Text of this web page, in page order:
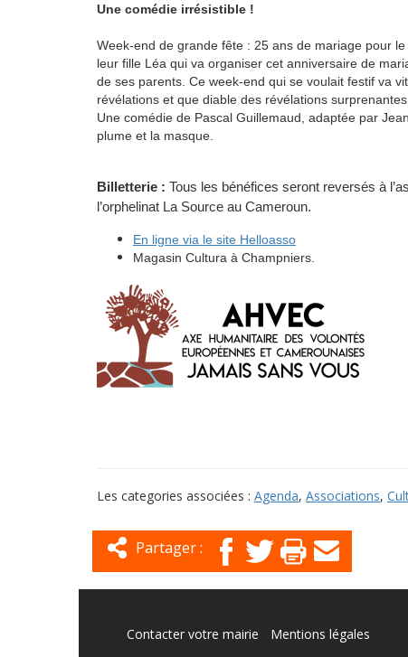
Une comédie irrésistible !
Week-end de grande fête : 25 ans de mariage pour
leur fille Léa qui va organiser cet anniversaire de
de ses parents. Ce week-end qui se voulait festif va
révélations et que diable des révélations
Une comédie de Pascal Guillemaud, adaptée par
plume et la masque.
Billetterie : Tous les bénéfices seront reversés à
l’orphelinat La Source au Cameroun.
En ligne via le site Helloasso
Magasin Cultura à Champniers.
Les categories associées : Agenda, Associations,
Partager :
Contacter votre mairie Mentions légales